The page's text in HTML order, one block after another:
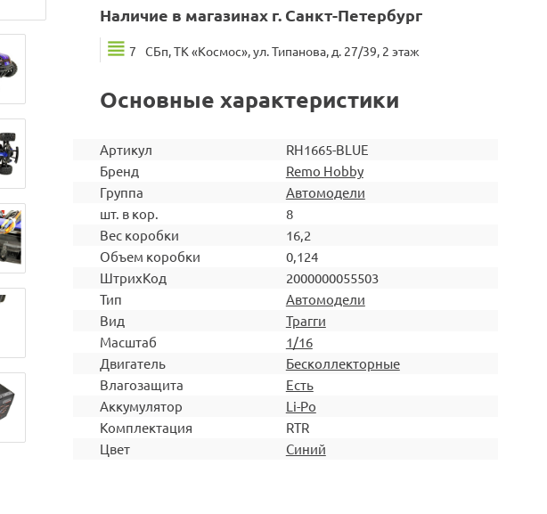
Наличие в магазинах г. Санкт-Петербург
7 СБп, ТК «Космос», ул. Типанова, д. 27/39, 2 этаж
Основные характеристики
Артикул
RH1665-BLUE
Бренд
Remo Hobby
Группа
Автомодели
шт. в кор.
8
Вес коробки
16,2
Объем коробки
0,124
ШтрихКод
2000000055503
Тип
Автомодели
Вид
Трагги
Масштаб
1/16
Двигатель
Бесколлекторные
Влагозащита
Есть
Аккумулятор
Li-Po
Комплектация
RTR
Цвет
Синий